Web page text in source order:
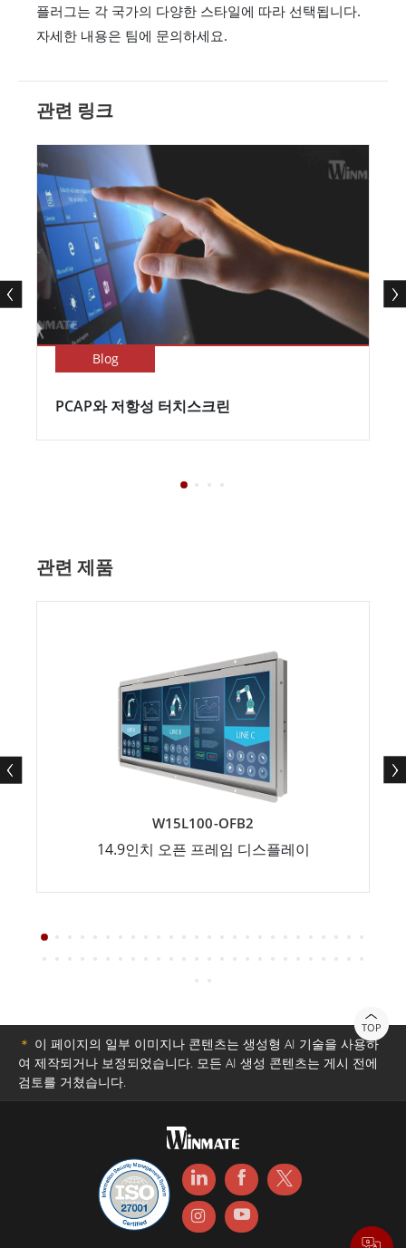
플러그는 각 국가의 다양한 스타일에 따라 선택됩니다.
자세한 내용은 팀에 문의하세요.
관련 링크
Blog
PCAP와 저항성 터치스크린
관련 제품
W15L100-OFB2
14.9인치 오픈 프레임 디스플레이
TOP
＊ 이 페이지의 일부 이미지나 콘텐츠는 생성형 AI 기술을 사용하
여 제작되거나 보정되었습니다. 모든 AI 생성 콘텐츠는 게시 전에
검토를 거쳤습니다.